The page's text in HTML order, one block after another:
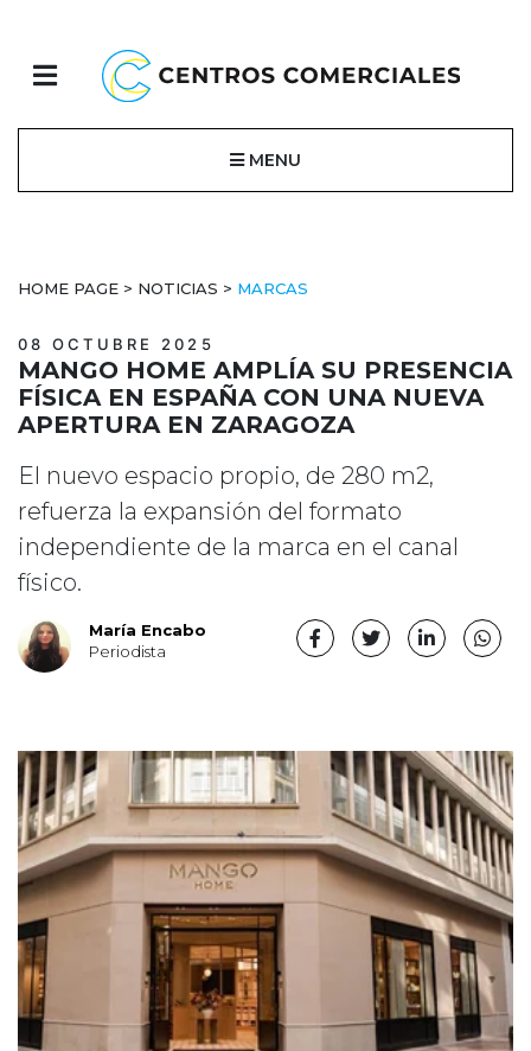
MENU
HOME PAGE > NOTICIAS > MARCAS
08 OCTUBRE 2025
MANGO HOME AMPLÍA SU PRESENCIA
FÍSICA EN ESPAÑA CON UNA NUEVA
APERTURA EN ZARAGOZA
El nuevo espacio propio, de 280 m2,
refuerza la expansión del formato
independiente de la marca en el canal
físico.
María Encabo
Periodista